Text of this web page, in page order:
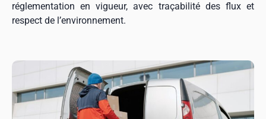
réglementation en vigueur, avec traçabilité des flux et
respect de l’environnement.